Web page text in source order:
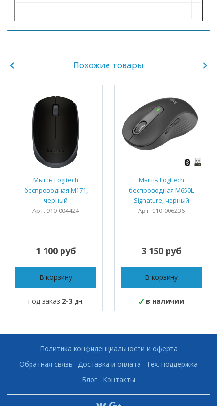
Похожие товары
Мышь Logitech
беспроводная M171,
черный
Арт. 910-004424
1 100 руб
В корзину
под заказ 2-3 дн.
Мышь Logitech
беспроводная M650L
Signature, черный
Арт. 910-006236
3 150 руб
В корзину
в наличии
Политика конфиденциальности и оферта
Обратная связь
Доставка и оплата
Тех. поддержка
Блог
Контакты